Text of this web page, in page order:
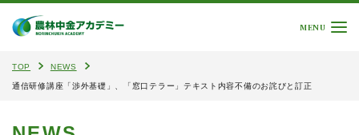
MENU
TOP NEWS
通信研修講座「渉外基礎」、「窓口テラー」テキスト内容不備のお詫びと訂正